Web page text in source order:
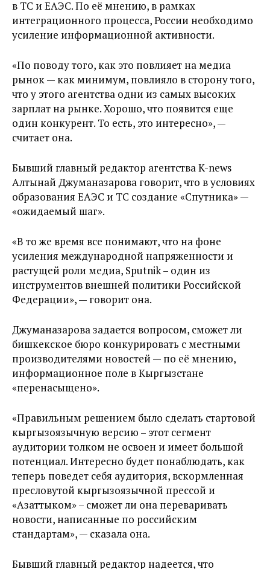
в ТС и ЕАЭС. По её мнению, в рамках
интеграционного процесса, России необходимо
усиление информационной активности.
«По поводу того, как это повлияет на медиа
рынок — как минимум, повлияло в сторону того,
что у этого агентства одни из самых высоких
зарплат на рынке. Хорошо, что появится еще
один конкурент. То есть, это интересно», —
считает она.
Бывший главный редактор агентства K-news
Алтынай Джуманазарова говорит, что в условиях
образования ЕАЭС и ТС создание «Спутника» —
«ожидаемый шаг».
«В то же время все понимают, что на фоне
усиления международной напряженности и
растущей роли медиа, Sputnik – один из
инструментов внешней политики Российской
Федерации», — говорит она.
Джуманазарова задается вопросом, сможет ли
бишкекское бюро конкурировать с местными
производителями новостей — по её мнению,
информационное поле в Кыргызстане
«перенасыщено».
«Правильным решением было сделать стартовой
кыргызоязычную версию – этот сегмент
аудитории толком не освоен и имеет большой
потенциал. Интересно будет понаблюдать, как
теперь поведет себя аудитория, вскормленная
пресловутой кыргызоязычной прессой и
«Азаттыком» – сможет ли она переваривать
новости, написанные по российским
стандартам», — сказала она.
Бывший главный редактор надеется, что